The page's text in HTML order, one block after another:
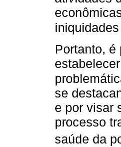
Portanto,
se
e por visar
processo
saúde da